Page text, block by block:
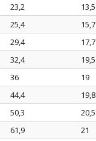
23,2 13,5
25,4 15,7
29,4 17,7
32,4 19,5
36 19
44,4 19,8
50,3 20,5
61,9 21